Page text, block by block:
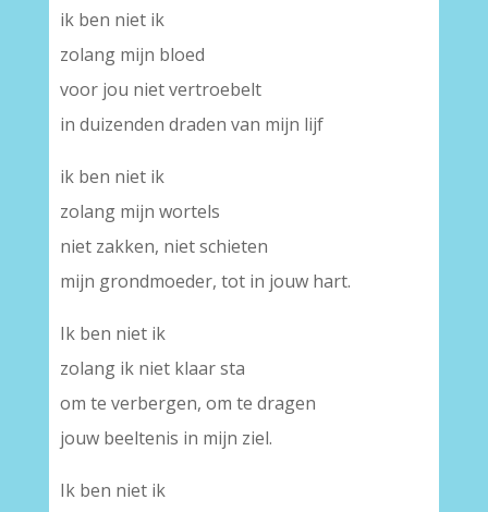
ik ben niet ik
zolang mijn bloed
voor jou niet vertroebelt
in duizenden draden van mijn lijf
ik ben niet ik
zolang mijn wortels
niet zakken, niet schieten
mijn grondmoeder, tot in jouw hart.
Ik ben niet ik
zolang ik niet klaar sta
om te verbergen, om te dragen
jouw beeltenis in mijn ziel.
Ik ben niet ik